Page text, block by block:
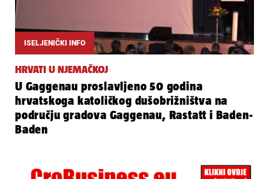
ISELJENIČKI INFO
HRVATI U NJEMAČKOJ
U Gaggenau proslavljeno 50 godina
hrvatskoga katoličkog dušobrižništva na
području gradova Gaggenau, Rastatt i Baden-
Baden